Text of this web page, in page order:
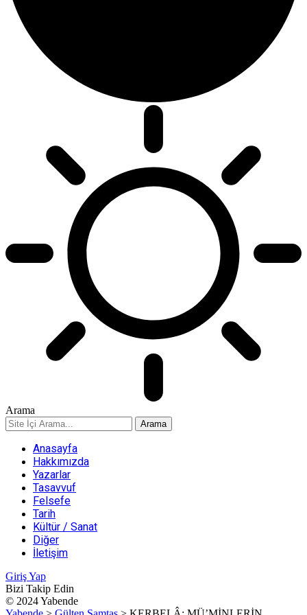
Arama
Anasayfa
Hakkımızda
Yazarlar
Tasavvuf
Felsefe
Tarih
Kültür / Sanat
Diğer
İletişim
Giriş Yap
Bizi Takip Edin
© 2024 Yabende